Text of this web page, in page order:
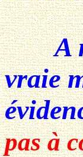
A
vraie
pas à